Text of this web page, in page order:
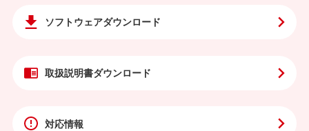
ソフトウェアダウンロード
取扱説明書ダウンロード
対応情報